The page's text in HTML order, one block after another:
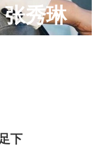
秀琳
下